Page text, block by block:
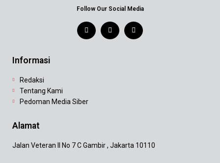
Follow Our Social Media
Informasi
Redaksi
Tentang Kami
Pedoman Media Siber
Alamat
Jalan Veteran II No 7 C Gambir , Jakarta 10110